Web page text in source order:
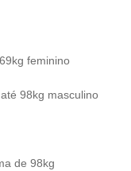
feminino
98kg masculino
de 98kg